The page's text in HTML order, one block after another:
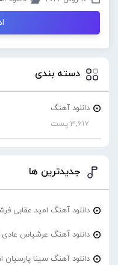
دسته بندی
دانلود آهنگ
3,617 پست
جدیدترین ها
دانلود آهنگ امید عقابی
دانلود آهنگ عرشیاس
دانلود آهنگ سینا پارسیان